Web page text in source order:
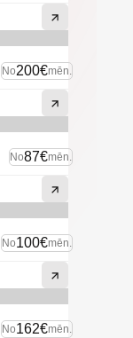
No200€mēn.
No87€mēn.
No100€mēn.
No162€mēn.